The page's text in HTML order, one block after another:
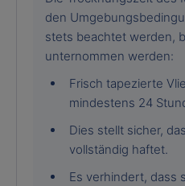
den
stets beachtet werden,
unternommen werden:
Frisch tapezierte
mindestens 24
Dies stellt sicher,
vollständig haftet.
Es verhindert, dass